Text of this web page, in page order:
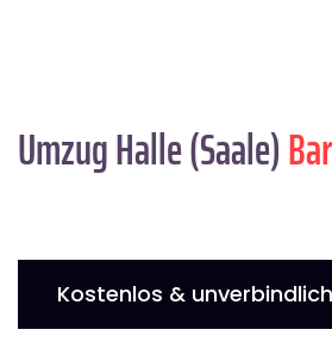
Umzug Halle (Saale)
Kostenlos &